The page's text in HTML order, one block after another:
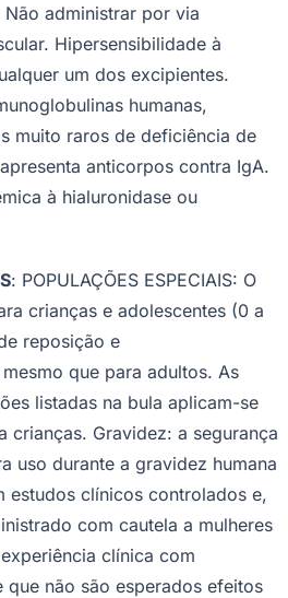
Não administrar por via
Hipersensibilidade à
um dos excipientes.
humanas,
muito raros de deficiência de
anticorpos contra IgA.
à hialuronidase ou
: POPULAÇÕES ESPECIAIS: O
crianças e adolescentes (0 a
reposição e
que para adultos. As
listadas na bula aplicam-se
crianças. Gravidez: a segurança
uso durante a gravidez humana
estudos clínicos controlados e,
com cautela a mulheres
clínica com
que não são esperados efeitos